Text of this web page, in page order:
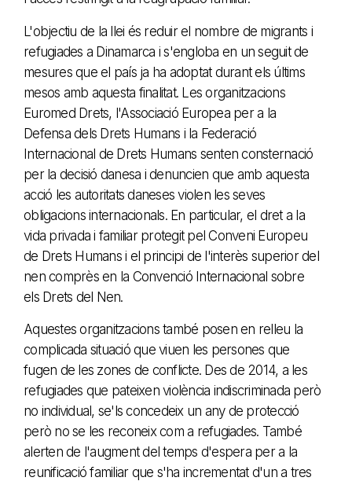
L'objectiu de la llei és reduir el nombre de migrants i
refugiades a Dinamarca i s'engloba en un seguit de
mesures que el paísja ha adoptat durant els últims
mesos amb aquesta finalitat. Les organitzacions
Euromed Drets, l'Associació Europea per a la
Defensa dels Drets Humans i la Federació
Internacional de Drets Humans senten consternació
per la decisió danesa i denuncien que amb aquesta
acció les autoritats daneses violen les seves
obligacions internacionals. En particular, el dret a la
vida privada i familiar protegit pel Conveni Europeu
de Drets Humans i el principi de l'interès superior del
nen comprès en la Convenció Internacional sobre
els Drets del Nen.
Aquestes organitzacions també posen en relleu la
complicada situació que viuen les persones que
fugen de les zones de conflicte. Des de 2014, a les
refugiades que pateixen violència indiscriminada però
no individual, se'ls concedeix un any de protecció
però no se les reconeix com a refugiades. També
alerten de l'augment del temps d'espera per a la
reunificació familiar que s'ha incrementat d'un a tres